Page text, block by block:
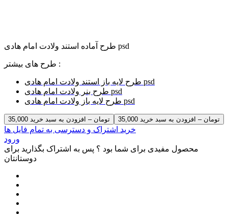
طرح آماده استند ولادت امام هادی psd
طرح های بیشتر :
طرح لایه باز استند ولادت امام هادی psd
طرح بنر ولادت امام هادی psd
طرح لایه باز ولادت امام هادی psd
35,000 تومان – افزودن به سبد خرید
خرید اشتراک و دسترسی به تمام فایل ها
ورود
محصول مفیدی برای شما بود ؟ پس به اشتراک بگذارید برای
دوستانتان